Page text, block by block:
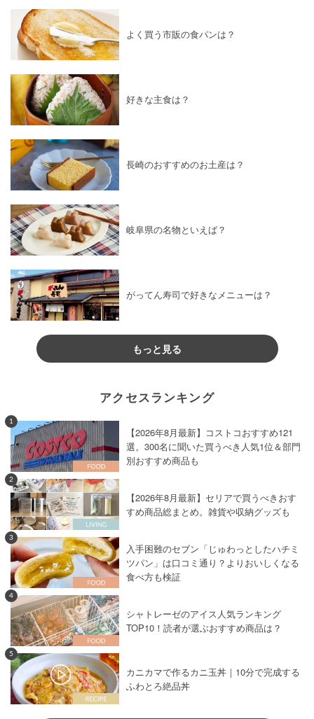
よく買う市販の食パンは？
好きな主食は？
長崎のおすすめのお土産は？
岐阜県の名物といえば？
がってん寿司で好きなメニューは？
もっと見る
アクセスランキング
1
【2026年8月最新】コストコおすすめ121
選。300名に聞いた買うべき人気1位＆部門
別おすすめ商品も
2
【2026年8月最新】セリアで買うべきおす
すめ商品総まとめ。雑貨や収納グッズも
3
入手困難のセブン「じゅわっとしたハチミ
ツパン」は口コミ通り？よりおいしくなる
食べ方も検証
4
シャトレーゼのアイス人気ランキング
TOP10！読者が選ぶおすすめ商品は？
5
カニカマで作るカニ玉丼｜10分で完成する
ふわとろ絶品丼